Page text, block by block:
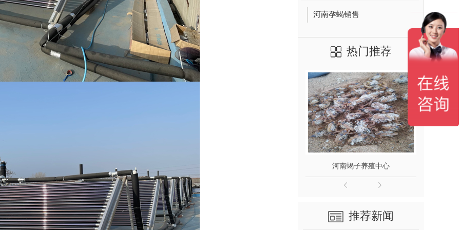
河南孕蝎销售
热门推荐
河南蝎子养殖 河南蝎子养殖中心
推荐新闻